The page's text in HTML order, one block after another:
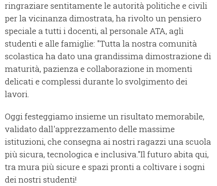
ringraziare sentitamente le autorità politiche e civili
per la vicinanza dimostrata, ha rivolto un pensiero
speciale a tutti i docenti, al personale ATA, agli
studenti e alle famiglie: "Tutta la nostra comunità
scolastica ha dato una grandissima dimostrazione di
maturità, pazienza e collaborazione in momenti
delicati e complessi durante lo svolgimento dei
lavori.
Oggi festeggiamo insieme un risultato memorabile,
validato dall'apprezzamento delle massime
istituzioni, che consegna ai nostri ragazzi una scuola
più sicura, tecnologica e inclusiva."Il futuro abita qui,
tra mura più sicure e spazi pronti a coltivare i sogni
dei nostri studenti!